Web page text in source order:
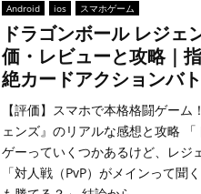
Android ios スマホゲーム
ドラゴンボール レジェ
価・レビューと攻略｜
絶カードアクションバト
【評価】スマホで本格格闘ゲー
ェンズ』のリアルな感想と攻略
ゲーっていくつかあるけど、レジ
「対人戦（PvP）がメインって聞